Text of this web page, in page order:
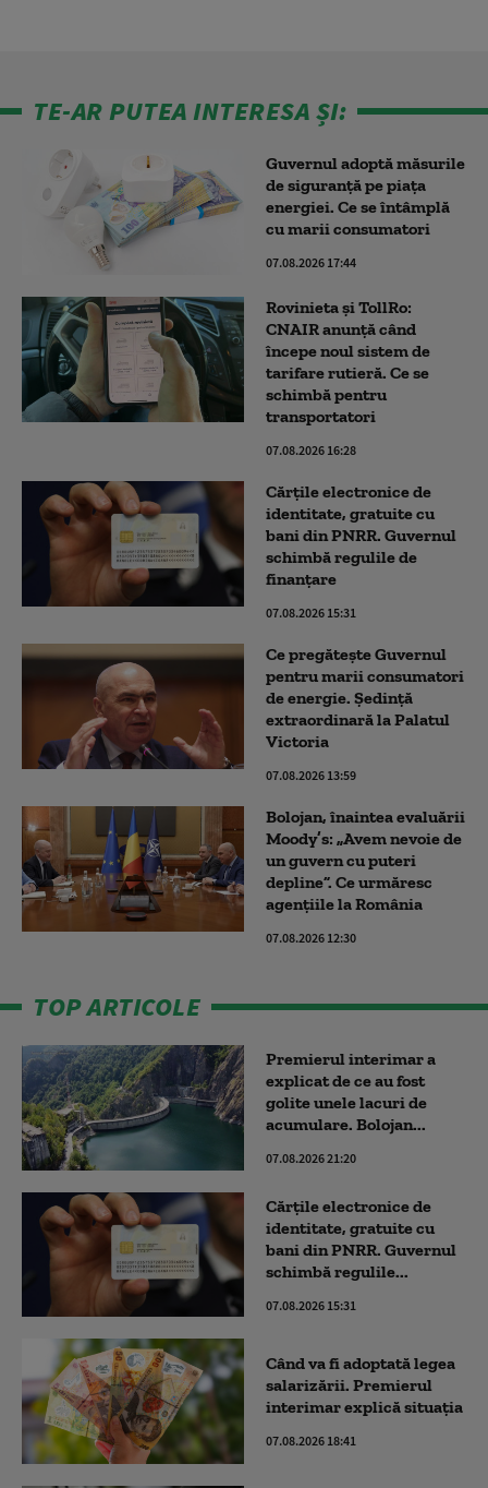
TE-AR PUTEA INTERESA ȘI:
Guvernul adoptă măsurile
de siguranță pe piața
energiei. Ce se întâmplă
cu marii consumatori
07.08.2026 17:44
Rovinieta și TollRo:
CNAIR anunță când
începe noul sistem de
tarifare rutieră. Ce se
schimbă pentru
transportatori
07.08.2026 16:28
Cărțile electronice de
identitate, gratuite cu
bani din PNRR. Guvernul
schimbă regulile de
finanțare
07.08.2026 15:31
Ce pregătește Guvernul
pentru marii consumatori
de energie. Ședință
extraordinară la Palatul
Victoria
07.08.2026 13:59
Bolojan, înaintea evaluării
Moody’s: „Avem nevoie de
un guvern cu puteri
depline”. Ce urmăresc
agențiile la România
07.08.2026 12:30
TOP ARTICOLE
Premierul interimar a
explicat de ce au fost
golite unele lacuri de
acumulare. Bolojan...
07.08.2026 21:20
Cărțile electronice de
identitate, gratuite cu
bani din PNRR. Guvernul
schimbă regulile...
07.08.2026 15:31
Când va fi adoptată legea
salarizării. Premierul
interimar explică situația
07.08.2026 18:41